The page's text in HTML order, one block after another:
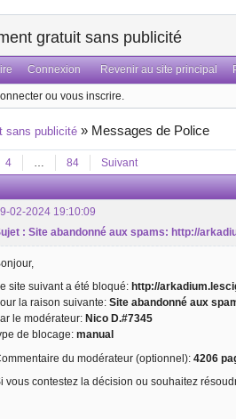
gratuit sans publicité
Connexion Revenir au site principal
ou vous inscrire.
sans publicité » Messages de Police
4 84
Suivant
02-2024 19:10:09
: Site abandonné aux spams: http://
site suivant a été bloqué: http://
la raison suivante: Site abandonné aux
le modérateur: Nico D.#7345
de blocage: manual
du modérateur (optionnel): 4206
vous contestez la décision ou souhaitez